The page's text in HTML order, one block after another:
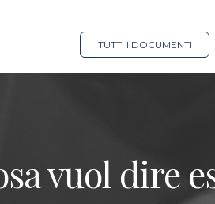
TUTTI I DOCUMENTI
vuol dire